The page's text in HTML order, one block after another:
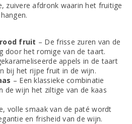
zuivere afdronk waarin het fruitige
fruit – De frisse zuren van de
door het romige van de taart.
appels in de taart
bij het rijpe fruit in de wijn.
– Een klassieke combinatie
de wijn het ziltige van de kaas
volle smaak van de paté wordt
en frisheid van de wijn.